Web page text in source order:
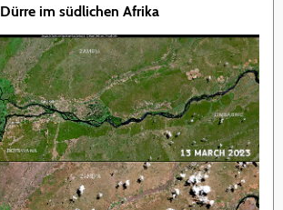
Dürre im südlichen Afrika